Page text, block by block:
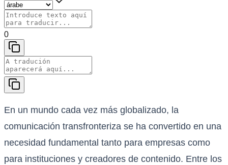
0
En un mundo cada vez más globalizado, la
comunicación transfronteriza se ha convertido en una
necesidad fundamental tanto para empresas como
para instituciones y creadores de contenido. Entre los